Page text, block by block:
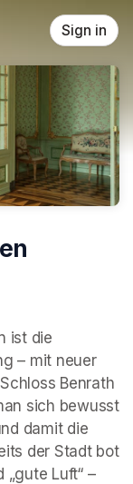
Sign in
ist die
– mit neuer
Benrath
sich bewusst
damit die
der Stadt bot
„gute Luft“ –